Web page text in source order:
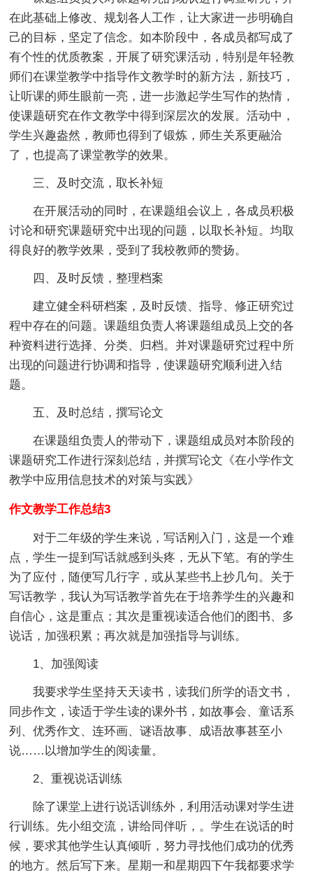
在此基础上修改、规划各人工作，让大家进一步明确自
己的目标，坚定了信念。如本阶段中，各成员都写成了
有个性的优质教案，开展了研究课活动，特别是年轻教
师们在课堂教学中指导作文教学时的新方法，新技巧，
让听课的师生眼前一亮，进一步激起学生写作的热情，
使课题研究在作文教学中得到深层次的发展。活动中，
学生兴趣盎然，教师也得到了锻炼，师生关系更融洽
了，也提高了课堂教学的效果。
三、及时交流，取长补短
在开展活动的同时，在课题组会议上，各成员积极
讨论和研究课题研究中出现的问题，以取长补短。均取
得良好的教学效果，受到了我校教师的赞扬。
四、及时反馈，整理档案
建立健全科研档案，及时反馈、指导、修正研究过
程中存在的问题。课题组负责人将课题组成员上交的各
种资料进行选择、分类、归档。并对课题研究过程中所
出现的问题进行协调和指导，使课题研究顺利进入结
题。
五、及时总结，撰写论文
在课题组负责人的带动下，课题组成员对本阶段的
课题研究工作进行深刻总结，并撰写论文《在小学作文
教学中应用信息技术的对策与实践》
作文教学工作总结3
对于二年级的学生来说，写话刚入门，这是一个难
点，学生一提到写话就感到头疼，无从下笔。有的学生
为了应付，随便写几行字，或从某些书上抄几句。关于
写话教学，我认为写话教学首先在于培养学生的兴趣和
自信心，这是重点；其次是重视读适合他们的图书、多
说话，加强积累；再次就是加强指导与训练。
1、加强阅读
我要求学生坚持天天读书，读我们所学的语文书，
同步作文，读适于学生读的课外书，如故事会、童话系
列、优秀作文、连环画、谜语故事、成语故事甚至小
说……以增加学生的阅读量。
2、重视说话训练
除了课堂上进行说话训练外，利用活动课对学生进
行训练。先小组交流，讲给同伴听，。学生在说话的时
候，要求其他学生认真倾听，努力寻找他们成功的优秀
的地方。然后写下来。星期一和星期四下午我都要求学